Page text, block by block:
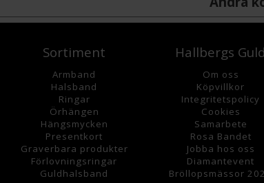
Sortiment
Armband
Halsband
Ringar
Örhängen
Hängsmycken
Presentkort
Graverbara produkter
Förlovningsringar
Guldhalsband
Hallbergs Guld
Om oss
Köpvillkor
Integritetspolicy
Cookies
Samarbete
Rosa Bandet
Jobba hos oss
Diamantevent
Bröllopsmässor